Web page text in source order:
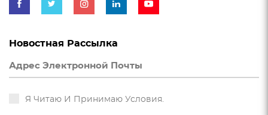
Новостная Рассылка
Я Читаю И Принимаю Условия.